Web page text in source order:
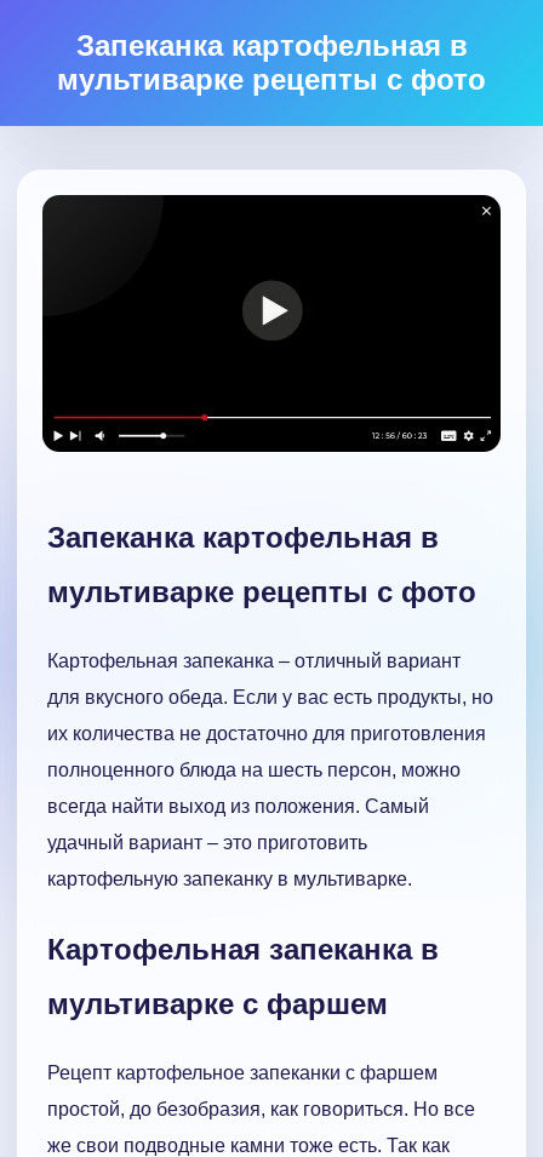
Запеканка картофельная в
мультиварке рецепты с фото
Запеканка картофельная в
мультиварке рецепты с фото
Картофельная запеканка – отличный вариант
для вкусного обеда. Если у вас есть продукты, но
их количества не достаточно для приготовления
полноценного блюда на шесть персон, можно
всегда найти выход из положения. Самый
удачный вариант – это приготовить
картофельную запеканку в мультиварке.
Картофельная запеканка в
мультиварке с фаршем
Рецепт картофельное запеканки с фаршем
простой, до безобразия, как говориться. Но все
же свои подводные камни тоже есть. Так как